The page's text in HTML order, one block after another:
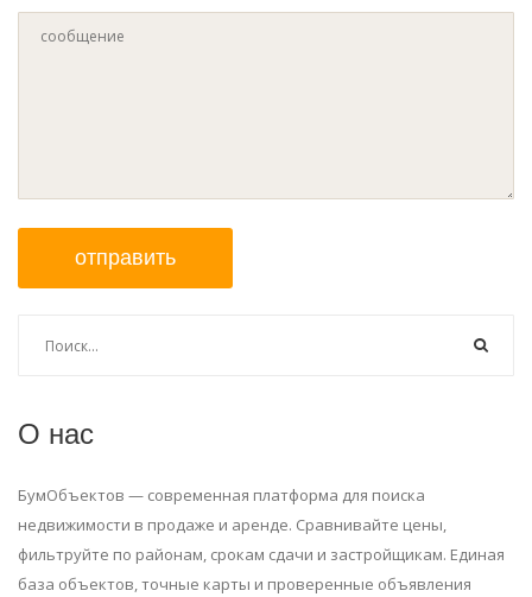
отправить
О нас
БумОбъектов — современная платформа для поиска
недвижимости в продаже и аренде. Сравнивайте цены,
фильтруйте по районам, срокам сдачи и застройщикам. Единая
база объектов, точные карты и проверенные объявления